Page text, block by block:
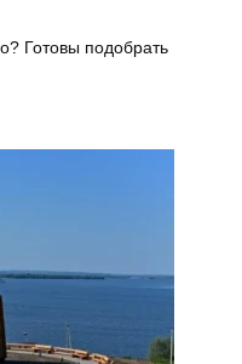
Готовы подобрать